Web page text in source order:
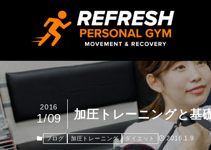
加圧トレーニングと基
2016
1/09
ブログ 加圧トレーニング ダイエット 2016.1.9